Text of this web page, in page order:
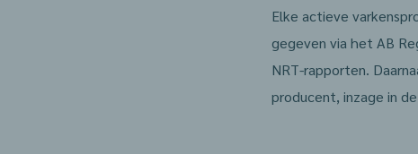
Elke actieve
gegeven via het AB
NRT-rapporten.
producent, inzage in